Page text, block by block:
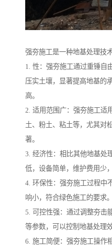
强夯施工是一种地基处理技
1. 性：强夯施工通过重锤自
压实土壤，显著提高地基的
高。
2. 适用范围广：强夯施工适
土、粉土、粘土等，尤其对
著。
3. 经济性：相比其他地基处
低，设备简单，维护费用少
4. 环保性：强夯施工过程中
响小，符合绿色施工的要求。
5. 可控性强：通过调整夯击
等参数，可以控制地基处理
6. 施工简便：强夯施工操作